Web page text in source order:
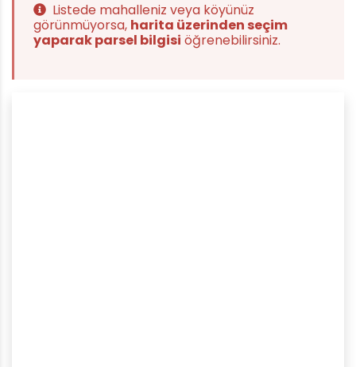
Listede mahalleniz veya köyünüz
görünmüyorsa, harita üzerinden seçim
yaparak parsel bilgisi öğrenebilirsiniz.